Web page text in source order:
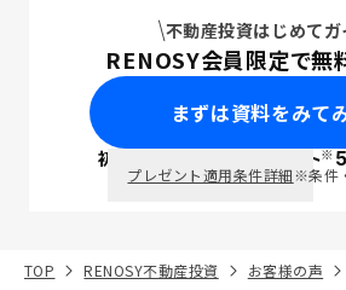
不動産投資はじめてガ
RENOSY会員限定で無
まずは資料をみて
初回面談で ポイント※
プレゼント適用条件詳細※条件
TOP RENOSY不動産投資
お客様の声